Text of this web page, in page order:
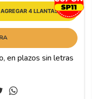
AGREGAR 4 LLANTAS